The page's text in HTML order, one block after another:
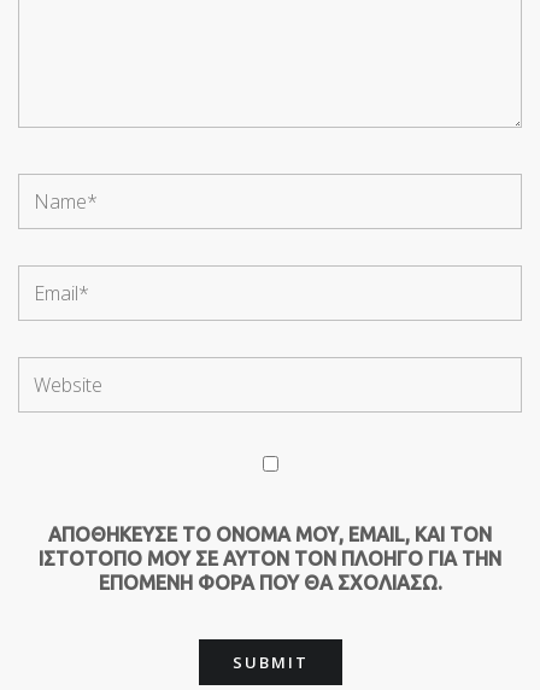
ΑΠΟΘΉΚΕΥΣΕ ΤΟ ΌΝΟΜΆ ΜΟΥ, EMAIL, ΚΑΙ ΤΟΝ
ΙΣΤΌΤΟΠΟ ΜΟΥ ΣΕ ΑΥΤΌΝ ΤΟΝ ΠΛΟΗΓΌ ΓΙΑ ΤΗΝ
ΕΠΌΜΕΝΗ ΦΟΡΆ ΠΟΥ ΘΑ ΣΧΟΛΙΆΣΩ.